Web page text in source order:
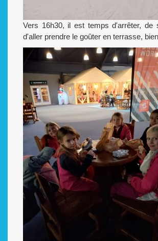
Vers 16h30, il est temps d'arrêter, de
d'aller prendre le goûter en terrasse,